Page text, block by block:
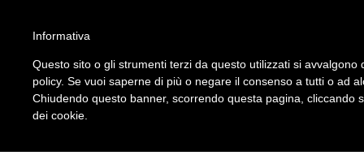
Per un corretto utilizzo del sito è necessario attivare gli script nel
Leggi qui le istruzioni su come fare.
S.I.A. Srl
Seguici su
Informativa
Questo sito o gli strumenti terzi da questo utilizzati si
policy. Se vuoi saperne di più o negare il consenso a tutti o ad
Chiudendo questo banner, scorrendo questa pagina, cliccando
dei cookie.